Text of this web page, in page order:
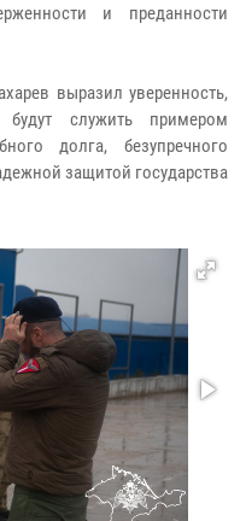
и преданности
выразил уверенность,
служить примером
долга, безупречного
защитой государства